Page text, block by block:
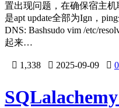
置出现问题，在确保宿主
是apt update全部为Ign，
DNS: Bashsudo vim /etc/
起来…
 1,338  2025-09-09  0